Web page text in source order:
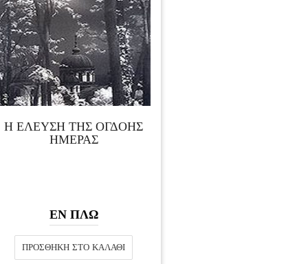
Η ΕΛΕΥΣΗ ΤΗΣ ΟΓΔΟΗΣ
ΗΜΕΡΑΣ
ΕΝ ΠΛΩ
ΠΡΟΣΘΉΚΗ ΣΤΟ ΚΑΛΆΘΙ